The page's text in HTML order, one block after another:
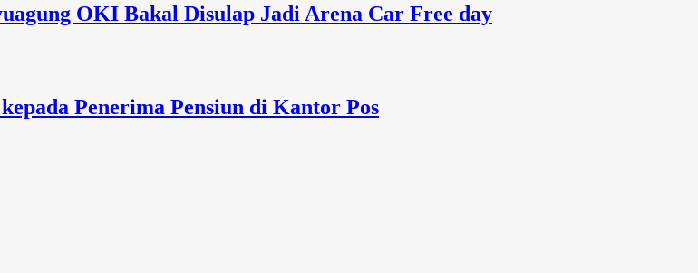
OKI Bakal Disulap Jadi Arena Car Free day
Penerima Pensiun di Kantor Pos